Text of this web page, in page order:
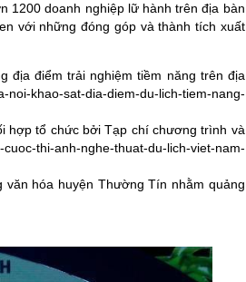
1200 doanh nghiệp lữ hành trên địa bàn
với những đóng góp và thành tích xuất
địa điểm trải nghiệm tiềm năng trên địa
khao-sat-dia-diem-du-lich-tiem-nang-
hợp tổ chức bởi Tạp chí chương trình và
thi-anh-nghe-thuat-du-lich-viet-nam-
văn hóa huyện Thường Tín nhằm quảng